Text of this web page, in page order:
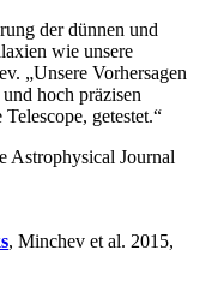
der dünnen und
wie unsere
„Unsere Vorhersagen
hoch präzisen
getestet.“
Astrophysical Journal
, Minchev et al. 2015,